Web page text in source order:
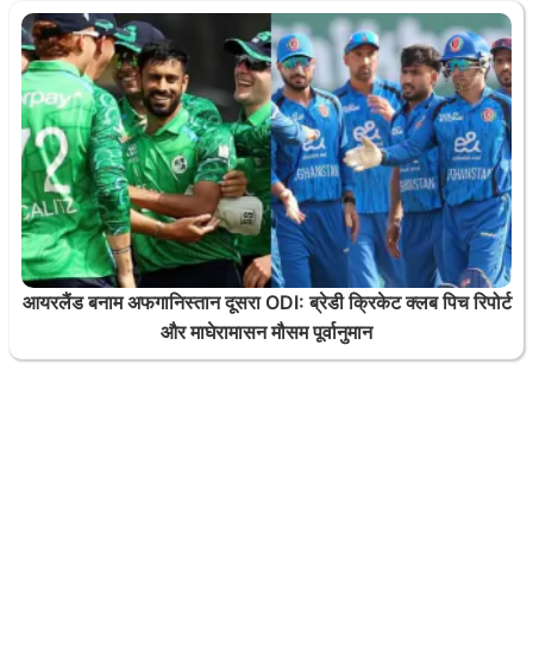
आयरलैंड बनाम अफगानिस्तान दूसरा ODI: ब्रेडी क्रिकेट क्लब पिच रिपोर्ट
और माघेरामासन मौसम पूर्वानुमान